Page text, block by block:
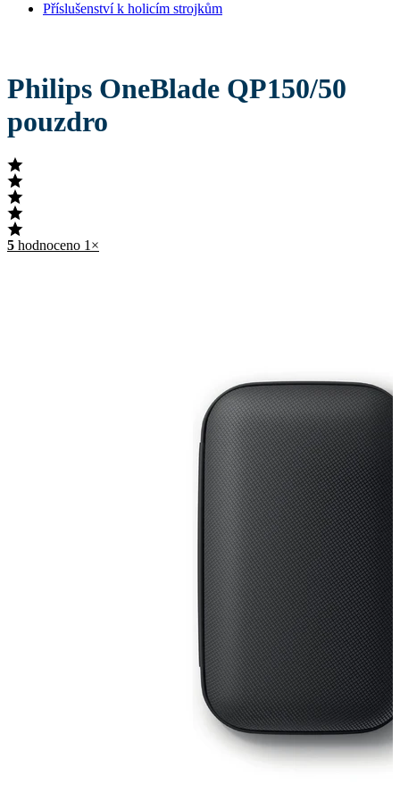
Příslušenství k holicím strojkům
Philips OneBlade QP150/50
pouzdro
5 hodnoceno 1×